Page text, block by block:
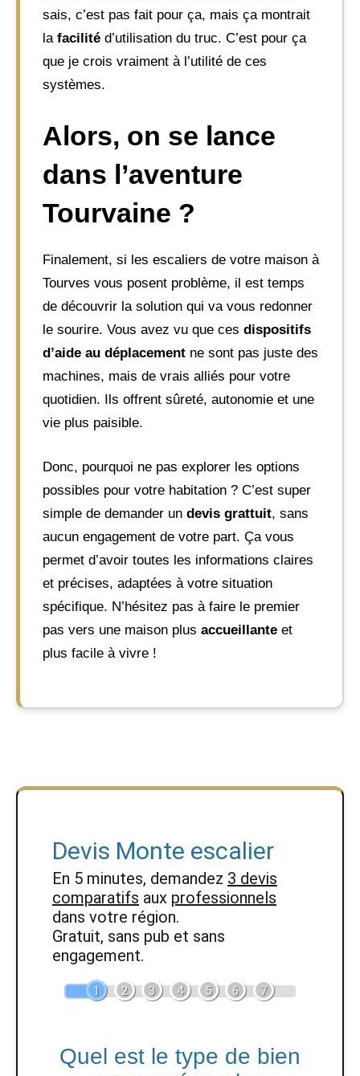
sais, c’est pas fait pour ça, mais ça montrait
la facilité d’utilisation du truc. C’est pour ça
que je crois vraiment à l’utilité de ces
systèmes.
Alors, on se lance
dans l’aventure
Tourvaine ?
Finalement, si les escaliers de votre maison à
Tourves vous posent problème, il est temps
de découvrir la solution qui va vous redonner
le sourire. Vous avez vu que ces dispositifs
d’aide au déplacement ne sont pas juste des
machines, mais de vrais alliés pour votre
quotidien. Ils offrent sûreté, autonomie et une
vie plus paisible.
Donc, pourquoi ne pas explorer les options
possibles pour votre habitation ? C’est super
simple de demander un devis grattuit, sans
aucun engagement de votre part. Ça vous
permet d’avoir toutes les informations claires
et précises, adaptées à votre situation
spécifique. N’hésitez pas à faire le premier
pas vers une maison plus accueillante et
plus facile à vivre !
Devis Monte escalier
En 5 minutes, demandez 3 devis
comparatifs aux professionnels
dans votre région.
Gratuit, sans pub et sans
engagement.
1 2 3 4 5 6 7
Quel est le type de bien